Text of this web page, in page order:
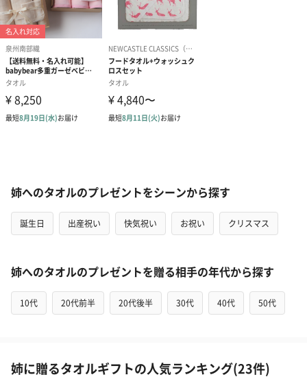
姉へのタオルのプレゼントをシーンから探す
誕生日 出産祝い 快気祝い お祝い クリスマス
姉へのタオルのプレゼントを贈る相手の年代から探す
10代 20代前半 20代後半 30代 40代 50代
姉に贈るタオルギフトの人気ランキング(23件)